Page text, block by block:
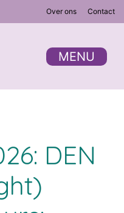
Over ons Contact
MENU
DEN